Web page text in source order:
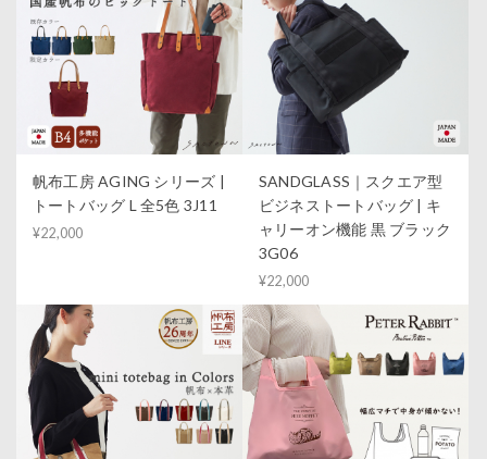
帆布工房 AGING シリーズ |
トートバッグ L 全5色 3J11
¥22,000
SANDGLASS｜スクエア型
ビジネストートバッグ | キ
ャリーオン機能 黒 ブラック
3G06
¥22,000